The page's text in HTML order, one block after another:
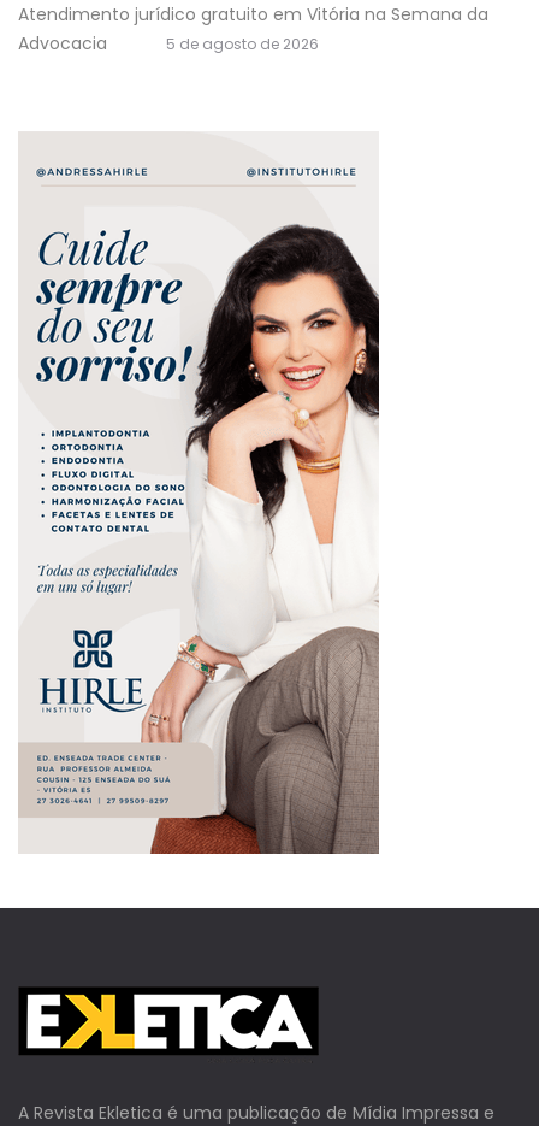
Atendimento jurídico gratuito em Vitória na Semana da
Advocacia
5 de agosto de 2026
A Revista Ekletica é uma publicação de Mídia Impressa e